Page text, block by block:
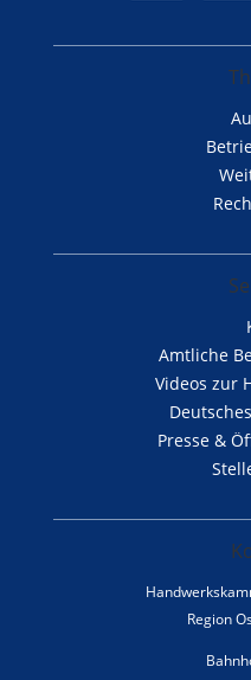
Amtliche
Videos zur
Presse &
Region